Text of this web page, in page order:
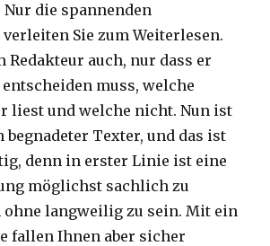
Nur die spannenden
Sie zum Weiterlesen.
Redakteur auch, nur dass er
muss, welche
liest und welche nicht. Nun ist
begnadeter Texter, und das ist
denn in erster Linie ist eine
möglichst sachlich zu
ohne langweilig zu sein. Mit ein
fallen Ihnen aber sicher